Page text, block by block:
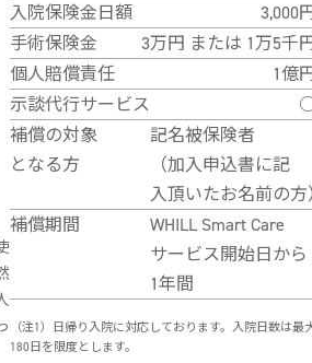
入院保険金日額
3,000
手術保険金
3万円 または 1万5千
個人賠償責任
1億
示談代行サービス
補償の対象
となる方
記名被保険者
（加入申込書に記
入頂いたお名前の方
補償期間
WHILL Smart Care
サービス開始日から
1年間
（注1）日帰り入院に対応しております。入院日数は最
180日を限度とします。